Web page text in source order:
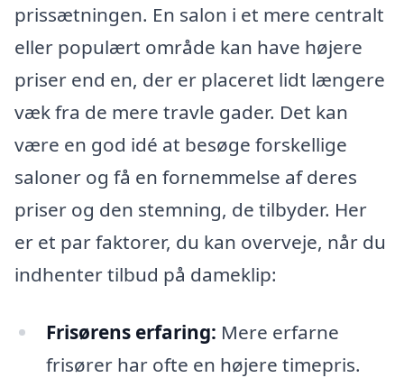
prissætningen. En salon i et mere centralt
eller populært område kan have højere
priser end en, der er placeret lidt længere
væk fra de mere travle gader. Det kan
være en god idé at besøge forskellige
saloner og få en fornemmelse af deres
priser og den stemning, de tilbyder. Her
er et par faktorer, du kan overveje, når du
indhenter tilbud på dameklip:
Frisørens erfaring: Mere erfarne
frisører har ofte en højere timepris.